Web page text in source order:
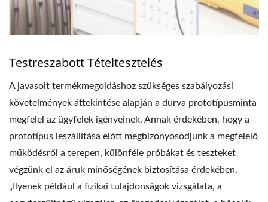
Testreszabott Tételtesztelés
A javasolt termékmegoldáshoz szükséges szabályozási
követelmények áttekintése alapján a durva prototípusminta
megfelel az ügyfelek igényeinek. Annak érdekében, hogy a
prototípus leszállítása előtt megbizonyosodjunk a megfelelő
működésről a terepen, különféle próbákat és teszteket
végzünk el az áruk minőségének biztosítása érdekében.
„Ilyenek például a fizikai tulajdonságok vizsgálata, a